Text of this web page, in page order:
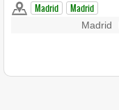
Madrid Madrid
Madrid